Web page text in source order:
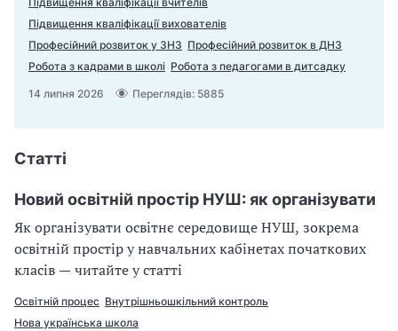
Підвищення кваліфікації вихователів
Професійний розвиток у ЗНЗ Професійний розвиток в ДНЗ
Робота з кадрами в школі Робота з педагогами в дитсадку
14 липня 2026 Переглядів: 5885
Статті
Новий освітній простір НУШ: як організувати
Як організувати освітнє середовище НУШ, зокрема
освітній простір у навчальних кабінетах початкових
класів — читайте у статті
Освітній процес Внутрішньошкільний контроль
Нова українська школа